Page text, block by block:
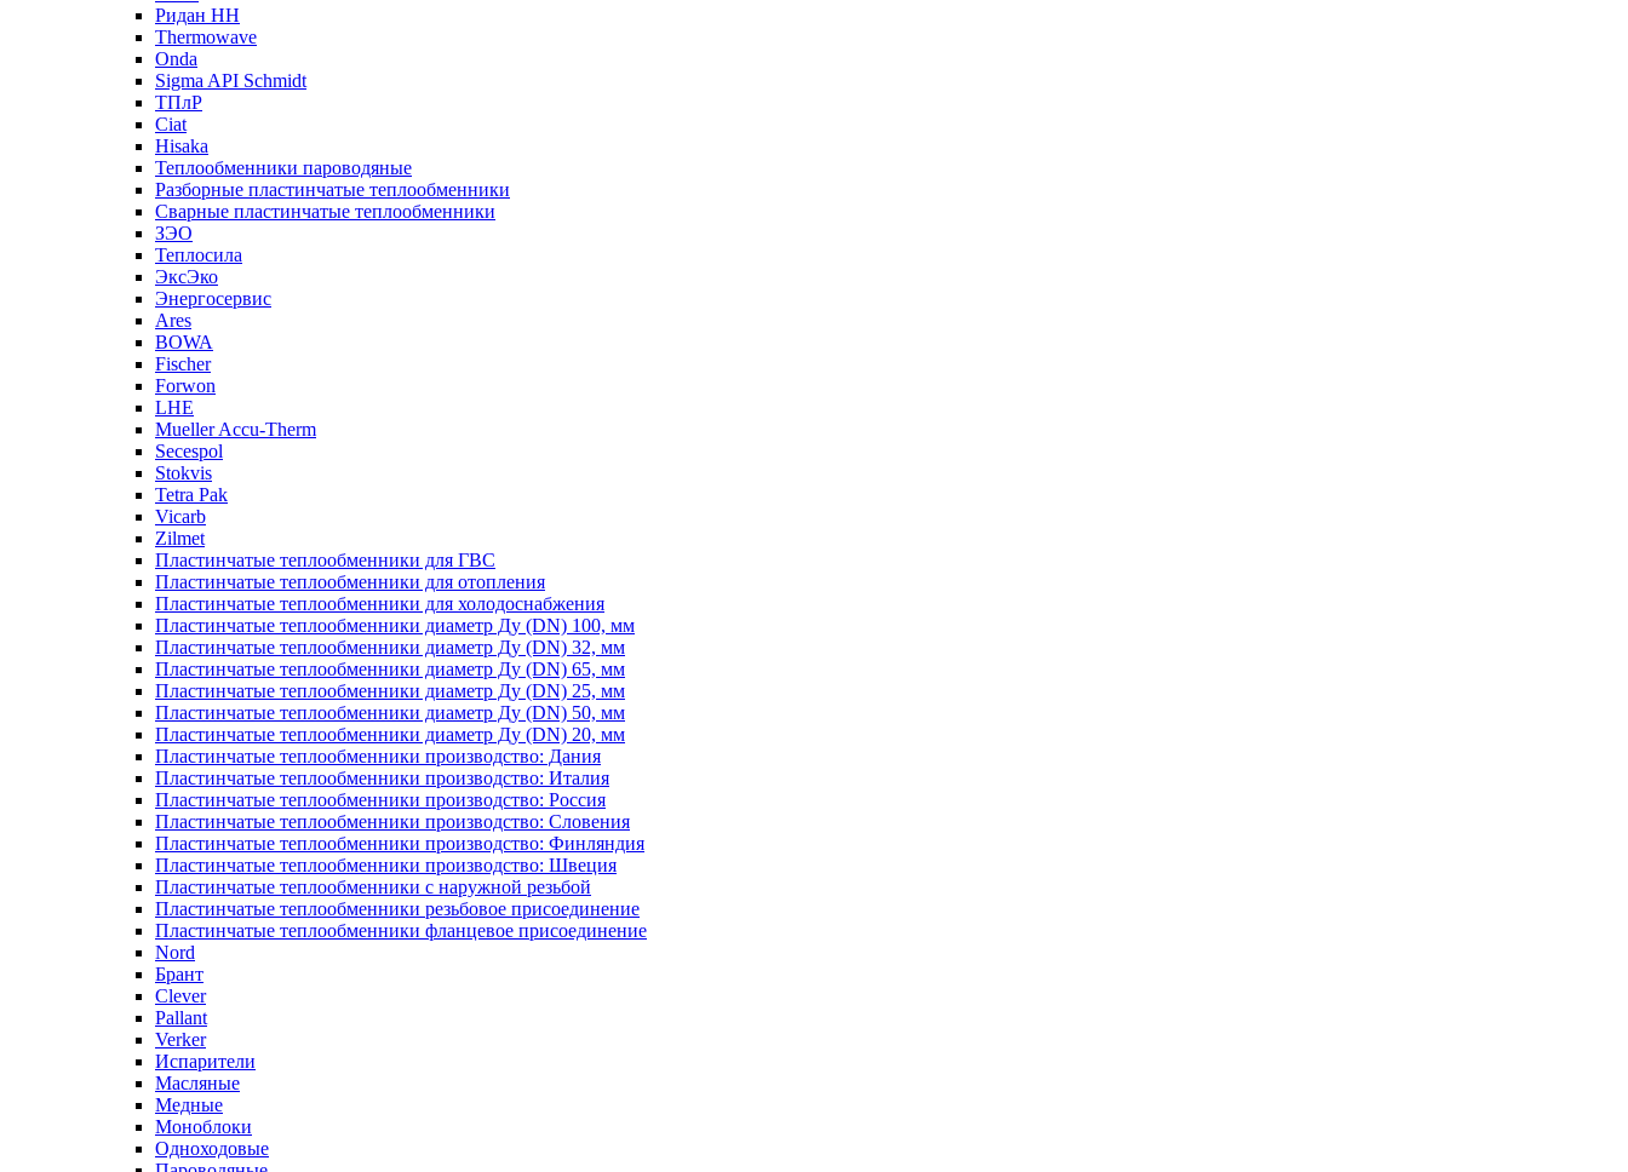
Ридан НН
Thermowave
Onda
Sigma API Schmidt
ТПлР
Ciat
Hisaka
Теплообменники пароводяные
Разборные пластинчатые теплообменники
Сварные пластинчатые теплообменники
ЗЭО
Теплосила
ЭксЭко
Энергосервис
Ares
BOWA
Fischer
Forwon
LHE
Mueller Accu-Therm
Secespol
Stokvis
Tetra Pak
Vicarb
Zilmet
Пластинчатые теплообменники для ГВС
Пластинчатые теплообменники для отопления
Пластинчатые теплообменники для холодоснабжения
Пластинчатые теплообменники диаметр Ду (DN) 100, мм
Пластинчатые теплообменники диаметр Ду (DN) 32, мм
Пластинчатые теплообменники диаметр Ду (DN) 65, мм
Пластинчатые теплообменники диаметр Ду (DN) 25, мм
Пластинчатые теплообменники диаметр Ду (DN) 50, мм
Пластинчатые теплообменники диаметр Ду (DN) 20, мм
Пластинчатые теплообменники производство: Дания
Пластинчатые теплообменники производство: Италия
Пластинчатые теплообменники производство: Россия
Пластинчатые теплообменники производство: Словения
Пластинчатые теплообменники производство: Финляндия
Пластинчатые теплообменники производство: Швеция
Пластинчатые теплообменники с наружной резьбой
Пластинчатые теплообменники резьбовое присоединение
Пластинчатые теплообменники фланцевое присоединение
Nord
Брант
Clever
Pallant
Verker
Испарители
Масляные
Медные
Моноблоки
Одноходовые